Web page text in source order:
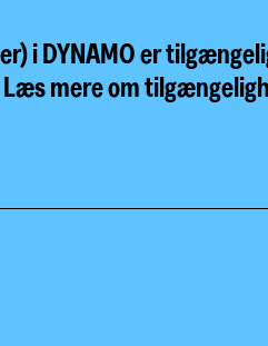
i DYNAMO er
mere om